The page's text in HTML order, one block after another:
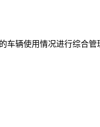
辆使用情况进行综合管